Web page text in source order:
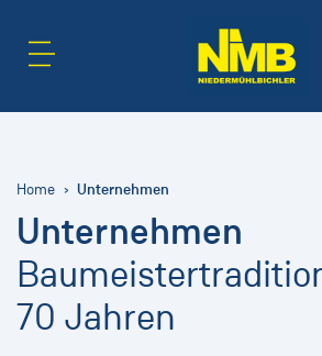
Home Unternehmen
Unternehmen
70 Jahren